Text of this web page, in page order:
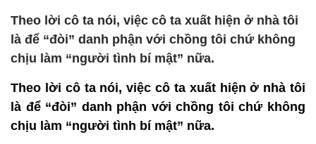
Theo lời cô ta nói, việc cô ta xuất hiện ở nhà tôi
là để “đòi” danh phận với chồng tôi chứ không
chịu làm “người tình bí mật” nữa.
Theo lời cô ta nói, việc cô ta xuất hiện ở nhà tôi
là để “đòi” danh phận với chồng tôi chứ không
chịu làm “người tình bí mật” nữa.